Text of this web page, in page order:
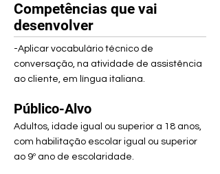
Competências que vai
desenvolver
-Aplicar vocabulário técnico de
conversação, na atividade de assistência
ao cliente, em língua italiana.
Público-Alvo
Adultos, idade igual ou superior a 18 anos,
com habilitação escolar igual ou superior
ao 9º ano de escolaridade.